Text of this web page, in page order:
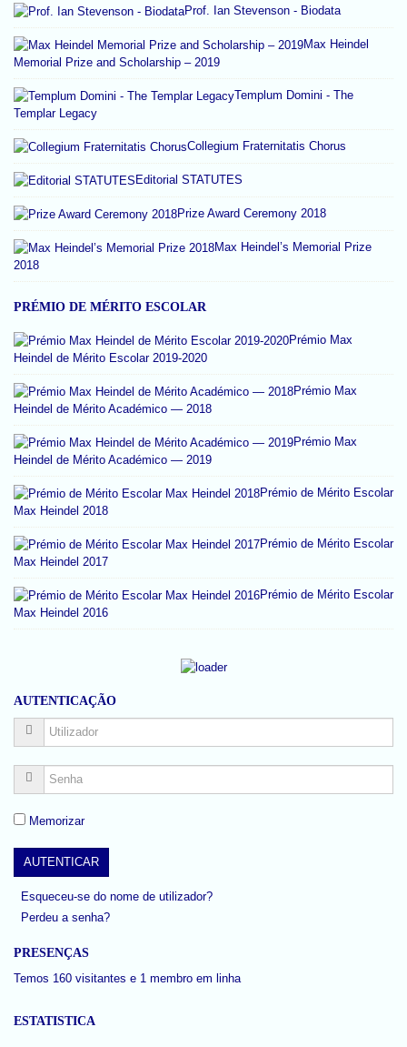
Prof. Ian Stevenson - Biodata
Max Heindel
Memorial Prize and Scholarship – 2019
Templum Domini - The
Templar Legacy
Collegium Fraternitatis Chorus
Editorial STATUTES
Prize Award Ceremony 2018
Max Heindel’s Memorial Prize
2018
PRÉMIO DE MÉRITO ESCOLAR
Prémio Max
Heindel de Mérito Escolar 2019-2020
Prémio Max
Heindel de Mérito Académico — 2018
Prémio Max
Heindel de Mérito Académico — 2019
Prémio de Mérito Escolar
Max Heindel 2018
Prémio de Mérito Escolar
Max Heindel 2017
Prémio de Mérito Escolar
Max Heindel 2016
AUTENTICAÇÃO
Memorizar
Esqueceu-se do nome de utilizador?
Perdeu a senha?
PRESENÇAS
Temos 160 visitantes e 1 membro em linha
ESTATISTICA